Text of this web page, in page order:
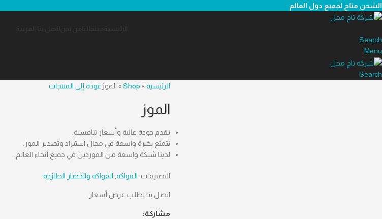
الشحن متاح لجميع دول العالم
Search
Menu
Search
الرئيسية»
Shop
» الموز عودة إلى المنتجات
الموز
نقدم جودة عالية وأسعار تنافسية.
نتمتع بخبرة واسعة في مجال استيراد وتصدير الموز.
لدينا شبكة واسعة من الموردين في جميع أنحاء العالم.
التصنيفات: الفواكه الفواكه والخضار الطازجة
اتصل بنا لطلب عرض أسعار
مشاركة: